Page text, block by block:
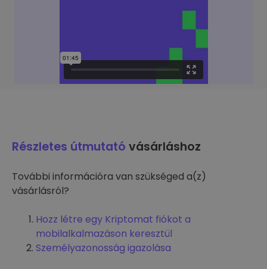
Részletes útmutató vásárláshoz
További információra van szükséged a(z)
vásárlásról?
Hozz létre egy Kriptomat fiókot a
mobilalkalmazáson keresztül
Személyazonosság igazolása